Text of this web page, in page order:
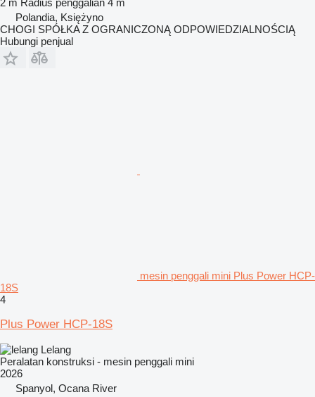
2 m Radius penggalian 4 m
Polandia, Księżyno
CHOGI SPÓŁKA Z OGRANICZONĄ ODPOWIEDZIALNOŚCIĄ
Hubungi penjual
mesin penggali mini Plus Power HCP-
18S
4
Plus Power HCP-18S
Lelang
Peralatan konstruksi - mesin penggali mini
2026
Spanyol, Ocana River